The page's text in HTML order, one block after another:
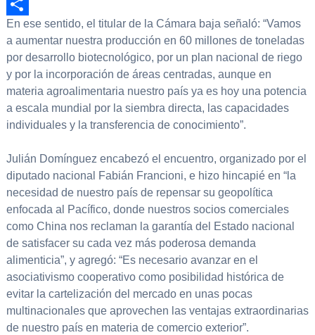
Email
Compartir
En ese sentido, el titular de la Cámara baja señaló: “Vamos
a aumentar nuestra producción en 60 millones de toneladas
por desarrollo biotecnológico, por un plan nacional de riego
y por la incorporación de áreas centradas, aunque en
materia agroalimentaria nuestro país ya es hoy una potencia
a escala mundial por la siembra directa, las capacidades
individuales y la transferencia de conocimiento”.
Julián Domínguez encabezó el encuentro, organizado por el
diputado nacional Fabián Francioni, e hizo hincapié en “la
necesidad de nuestro país de repensar su geopolítica
enfocada al Pacífico, donde nuestros socios comerciales
como China nos reclaman la garantía del Estado nacional
de satisfacer su cada vez más poderosa demanda
alimenticia”, y agregó: “Es necesario avanzar en el
asociativismo cooperativo como posibilidad histórica de
evitar la cartelización del mercado en unas pocas
multinacionales que aprovechen las ventajas extraordinarias
de nuestro país en materia de comercio exterior”.